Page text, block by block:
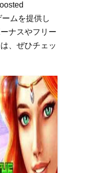
ムを提供し
ナスやフリー
、ぜひチェッ